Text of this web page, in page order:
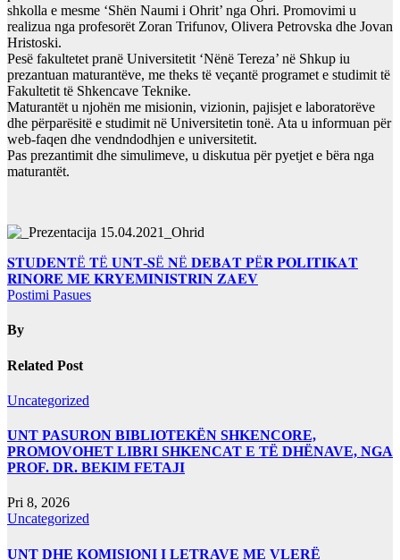
shkolla e mesme ‘Shën Naumi i Ohrit’ nga Ohri. Promovimi u
realizua nga profesorët Zoran Trifunov, Olivera Petrovska dhe Jovan
Hristoski.
Pesë fakultetet pranë Universitetit ‘Nënë Tereza’ në Shkup iu
prezantuan maturantëve, me theks të veçantë programet e studimit të
Fakultetit të Shkencave Teknike.
Maturantët u njohën me misionin, vizionin, pajisjet e laboratorëve
dhe përparësitë e studimit në Universitetin tonë. Ata u informuan për
web-faqen dhe vendndodhjen e universitetit.
Pas prezantimit dhe simulimeve, u diskutua për pyetjet e bëra nga
maturantët.
Lëvizje
te
𝐒𝐓𝐔𝐃𝐄𝐍𝐓Ë 𝐓Ë 𝐔𝐍𝐓-𝐒Ë 𝐍Ë 𝐃𝐄𝐁𝐀𝐓 𝐏Ë𝐑 𝐏𝐎𝐋𝐈𝐓𝐈𝐊𝐀𝐓
𝐑𝐈𝐍𝐎𝐑𝐄 𝐌𝐄 𝐊𝐑𝐘𝐄𝐌𝐈𝐍𝐈𝐒𝐓𝐑𝐈𝐍 𝐙𝐀𝐄𝐕
Postimi Pasues
By
Related Post
Uncategorized
UNT PASURON BIBLIOTEKËN SHKENCORE,
PROMOVOHET LIBRI SHKENCAT E TË DHËNAVE, NGA
PROF. DR. BEKIM FETAJI
Pri 8, 2026
Uncategorized
UNT DHE KOMISIONI I LETRAVE ME VLERË